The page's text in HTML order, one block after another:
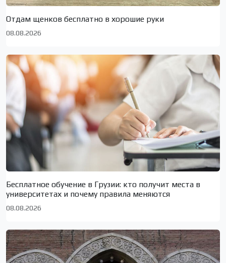
Отдам щенков бесплатно в хорошие руки
08.08.2026
Бесплатное обучение в Грузии: кто получит места в
университетах и почему правила меняются
08.08.2026